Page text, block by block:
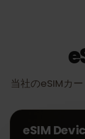
当社のeSIMカ
eSIM